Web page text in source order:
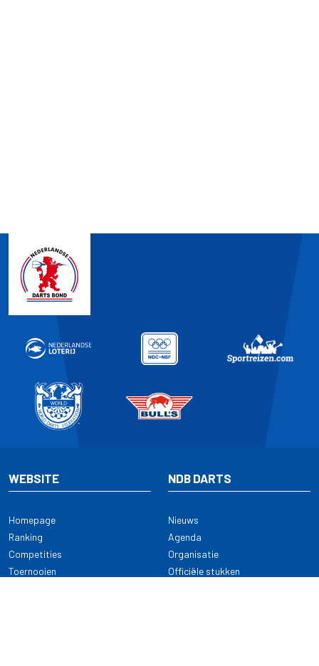
WEBSITE
Homepage
Ranking
Competities
Toernooien
NDB DARTS
Nieuws
Agenda
Organisatie
Officiële stukken